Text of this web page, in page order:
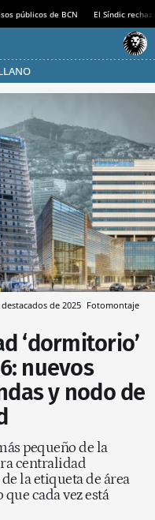
públicos de BCN El Síndic
de 2025 Fotomontaje
‘dormitorio’
nuevos
y nodo de
pequeño de la
centralidad
la etiqueta de área
cada vez está